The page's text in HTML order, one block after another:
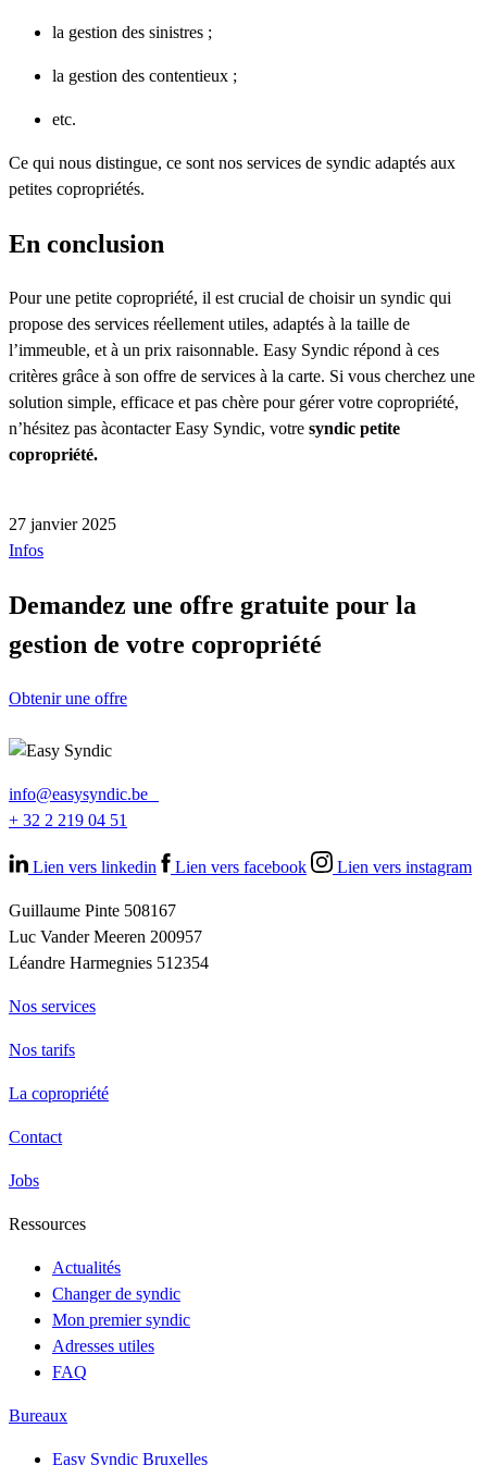
la gestion des sinistres ;
la gestion des contentieux ;
etc.
Ce qui nous distingue, ce sont nos services de syndic adaptés aux
petites copropriétés.
En conclusion
Pour une petite copropriété, il est crucial de choisir un syndic qui
propose des services réellement utiles, adaptés à la taille de
l’immeuble, et à un prix raisonnable. Easy Syndic répond à ces
critères grâce à son offre de services à la carte. Si vous cherchez une
solution simple, efficace et pas chère pour gérer votre copropriété,
n’hésitez pas àcontacter Easy Syndic, votre syndic petite
copropriété.
27 janvier 2025
Infos
Demandez une offre gratuite pour la
gestion de votre copropriété
Obtenir une offre
info@easysyndic.be
+ 32 2 219 04 51
Lien vers linkedin Lien vers facebook Lien vers instagram
Guillaume Pinte 508167
Luc Vander Meeren 200957
Léandre Harmegnies 512354
Nos services
Nos tarifs
La copropriété
Contact
Jobs
Ressources
Actualités
Changer de syndic
Mon premier syndic
Adresses utiles
FAQ
Bureaux
Easy Syndic Bruxelles